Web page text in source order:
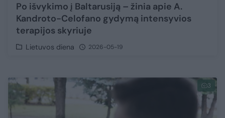
Po išvykimo į Baltarusiją – žinia apie A.
Kandroto-Celofano gydymą intensyvios
terapijos skyriuje
Lietuvos diena 2026-05-19
3